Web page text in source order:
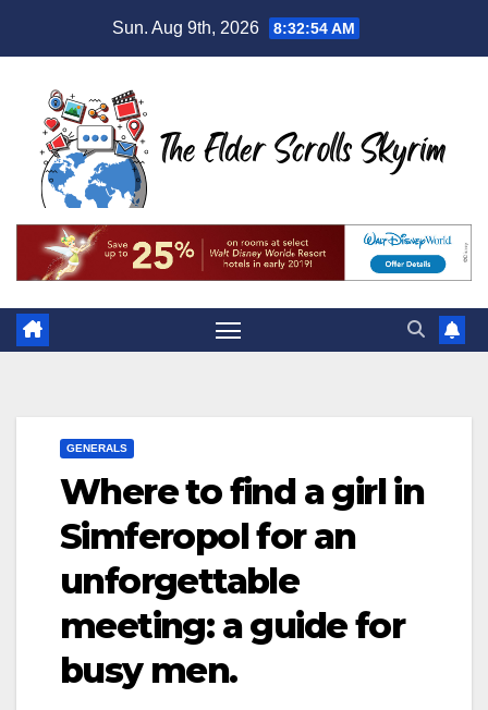
Sun. Aug 9th, 2026 8:32:55 AM
GENERALS
Where to find a girl in
Simferopol for an
unforgettable
meeting: a guide for
busy men.